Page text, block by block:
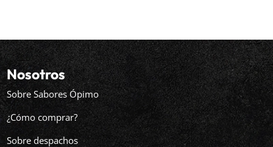
Nosotros
Sobre Sabores Ópimo
¿Cómo comprar?
Sobre despachos